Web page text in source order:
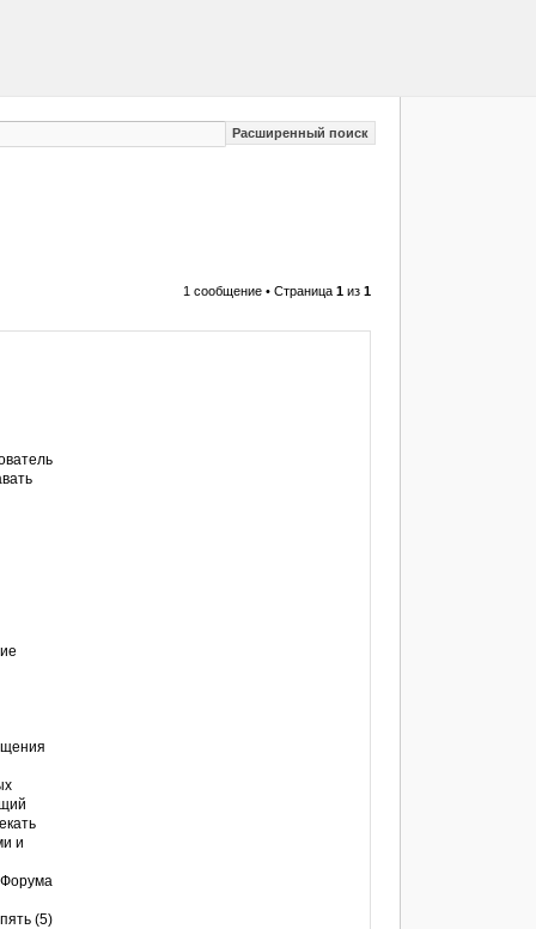
Расширенный поиск
1 сообщение • Страница 1из 1
и
Форума
(5)